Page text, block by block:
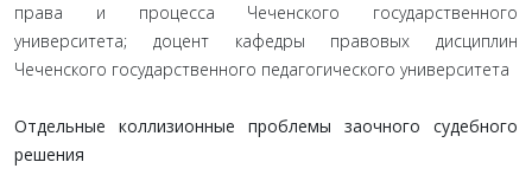
права и процесса Чеченского государственного
университета; доцент кафедры правовых дисциплин
Чеченского государственного педагогического университета
Отдельные коллизионные проблемы заочного судебного
решения